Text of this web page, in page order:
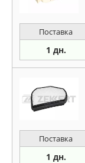
Поставка
1 дн.
Поставка
1 дн.